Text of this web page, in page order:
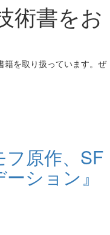
術書をお
籍を取り扱っています。ぜ
原作、SF
ション』